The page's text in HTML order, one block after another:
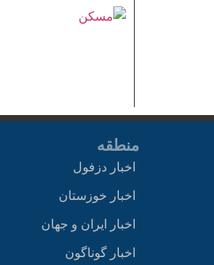
منطقه
اخبار دزفول
اخبار خوزستان
اخبار ایران و جهان
اخبار گوناگون